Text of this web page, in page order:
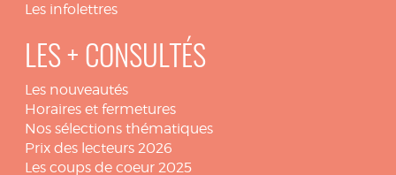
Les infolettres
LES + CONSULTÉS
Les nouveautés
Horaires et fermetures
Nos sélections thématiques
Prix des lecteurs 2026
Les coups de coeur 2025